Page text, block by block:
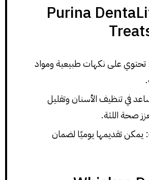
Purina
على نكهات طبيعية ومواد
في تنظيف الأسنان وتقليل
صحة اللثة.
يمكن تقديمها يوميًا لضمان